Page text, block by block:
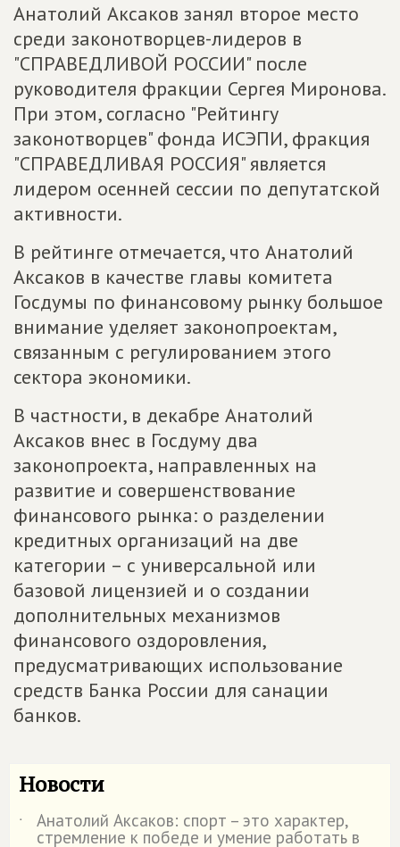
Анатолий Аксаков занял второе место
среди законотворцев-лидеров в
"СПРАВЕДЛИВОЙ РОССИИ" после
руководителя фракции Сергея Миронова.
При этом, согласно "Рейтингу
законотворцев" фонда ИСЭПИ, фракция
"СПРАВЕДЛИВАЯ РОССИЯ" является
лидером осенней сессии по депутатской
активности.
В рейтинге отмечается, что Анатолий
Аксаков в качестве главы комитета
Госдумы по финансовому рынку большое
внимание уделяет законопроектам,
связанным с регулированием этого
сектора экономики.
В частности, в декабре Анатолий
Аксаков внес в Госдуму два
законопроекта, направленных на
развитие и совершенствование
финансового рынка: о разделении
кредитных организаций на две
категории – с универсальной или
базовой лицензией и о создании
дополнительных механизмов
финансового оздоровления,
предусматривающих использование
средств Банка России для санации
банков.
Новости
˙ Анатолий Аксаков: спорт – это характер,
стремление к победе и умение работать в